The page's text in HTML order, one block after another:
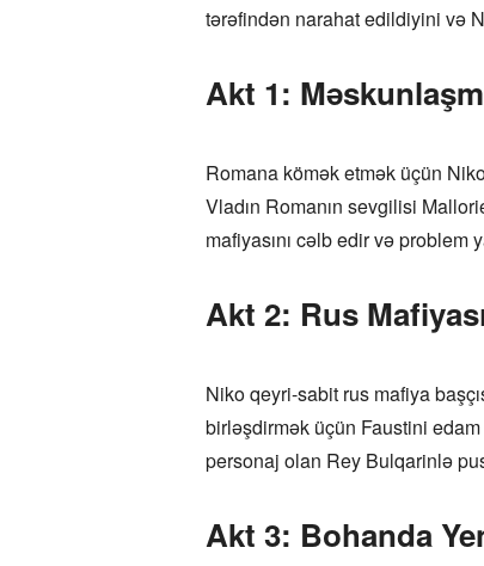
tərəfindən narahat edildiyini və
Akt 1:
Romana kömək etmək üçün
Vladın Romanın sevgilisi
mafiyasını cəlb edir və problem
Akt 2: Rus
Niko qeyri-sabit rus mafiya
birləşdirmək üçün Faustini edam
personaj olan Rey Bulqarinlə
Akt 3: Bohanda